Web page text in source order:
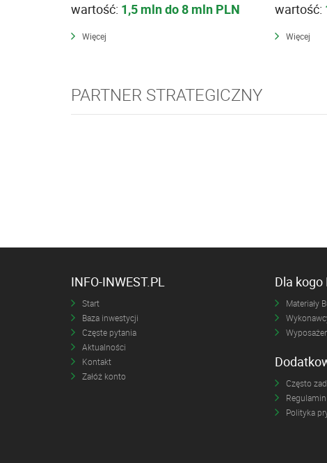
wartość: 1,5 mln do 8 mln PLN
Więcej
wartość:
Więcej
PARTNER STRATEGICZNY
INFO-INWEST.PL
Start
Baza inwestycji
Częste pytania
Aktualności
Kontakt
Załóż konto
Dla kogo
Materiały
Często
Regulamin
Polityka